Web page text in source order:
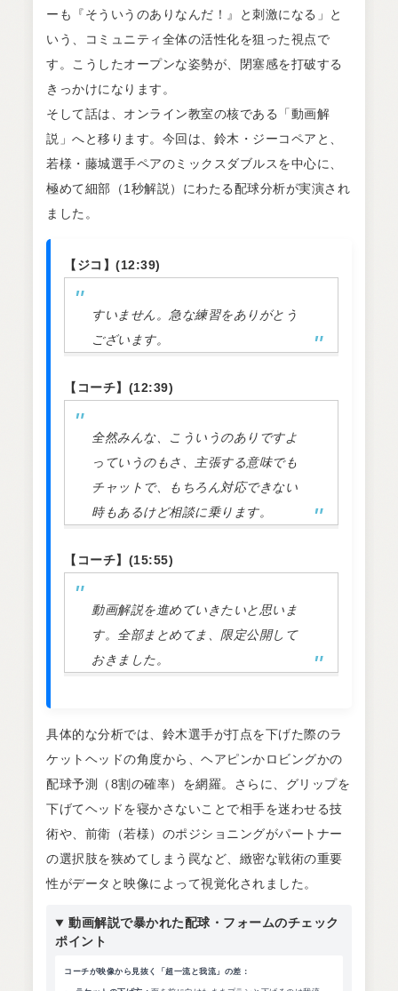
ーも『そういうのありなんだ！』と刺激になる」と
いう、コミュニティ全体の活性化を狙った視点で
す。こうしたオープンな姿勢が、閉塞感を打破する
きっかけになります。
そして話は、オンライン教室の核である「動画解
説」へと移ります。今回は、鈴木・ジーコペアと、
若様・藤城選手ペアのミックスダブルスを中心に、
極めて細部（1秒解説）にわたる配球分析が実演され
ました。
【ジコ】(12:39)
すいません。急な練習をありがとう
ございます。
【コーチ】(12:39)
全然みんな、こういうのありですよ
っていうのもさ、主張する意味でも
チャットで、もちろん対応できない
時もあるけど相談に乗ります。
【コーチ】(15:55)
動画解説を進めていきたいと思いま
す。全部まとめてま、限定公開して
おきました。
具体的な分析では、鈴木選手が打点を下げた際のラ
ケットヘッドの角度から、ヘアピンかロビングかの
配球予測（8割の確率）を網羅。さらに、グリップを
下げてヘッドを寝かさないことで相手を迷わせる技
術や、前衛（若様）のポジショニングがパートナー
の選択肢を狭めてしまう罠など、緻密な戦術の重要
性がデータと映像によって視覚化されました。
動画解説で暴かれた配球・フォームのチェック
ポイント
コーチが映像から見抜く「超一流と我流」の差：